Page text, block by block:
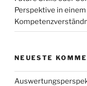
Perspektive in
NEUESTE